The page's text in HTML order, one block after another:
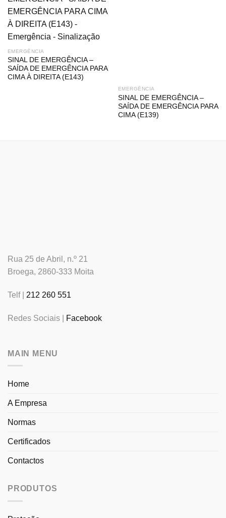
EMERGÊNCIA
SINAL DE EMERGÊNCIA –
SAÍDA DE EMERGÊNCIA PARA
CIMA À DIREITA (E143)
EMERGÊNCIA
SINAL DE EMERGÊNCIA –
SAÍDA DE EMERGÊNCIA PARA
CIMA (E139)
Rua 25 de Abril, n.º 21
Broega, 2860-333 Moita
Telf | 212 260 551
Redes Sociais | Facebook
MAIN MENU
Home
A Empresa
Normas
Certificados
Contactos
PRODUTOS